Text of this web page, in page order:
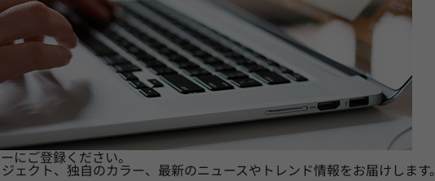
にご登録ください。
ェクト、独自のカラー、最新のニュースやトレンド情報をお届けします。